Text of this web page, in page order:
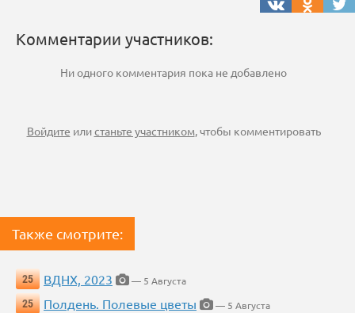
Комментарии участников:
Ни одного комментария пока не добавлено
Войдите илистаньте участником, чтобы комментировать
Также смотрите:
25 ВДНХ, 2023
— 5 Августа
25
Полдень. Полевые цветы
— 5 Августа